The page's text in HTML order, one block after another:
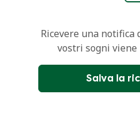
Ricevere una notifica
vostri sogni viene
Salva la